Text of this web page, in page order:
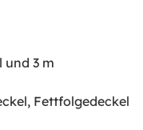
und 3 m
Fettfolgedeckel